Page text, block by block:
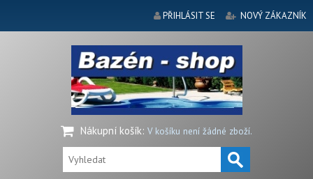
PŘIHLÁSIT SE NOVÝ ZÁKAZNÍK
Nákupní košík: V košíku není žádné zboží.